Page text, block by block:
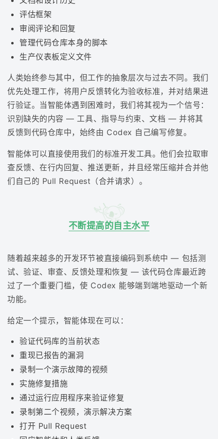
评估框架
审阅评论和回复
管理代码仓库本身的脚本
生产仪表板定义文件
人类始终参与其中，但工作的抽象层次与过去不同。我们
优先处理工作，将用户反馈转化为验收标准，并对结果进
行验证。当智能体遇到困难时，我们将其视为一个信号：
识别缺失的内容 — 工具、指导与约束、文档 — 并将其
反馈到代码仓库中，始终由 Codex 自己编写修复。
智能体可以直接使用我们的标准开发工具。他们会拉取审
查反馈、在行内回复、推送更新，并且经常压缩并合并他
们自己的 Pull Request（合并请求）。
不断提高的自主水平
随着越来越多的开发环节被直接编码到系统中 — 包括测
试、验证、审查、反馈处理和恢复 — 该代码仓库最近跨
过了一个重要门槛，使 Codex 能够端到端地驱动一个新
功能。
给定一个提示，智能体现在可以：
验证代码库的当前状态
重现已报告的漏洞
录制一个演示故障的视频
实施修复措施
通过运行应用程序来验证修复
录制第二个视频，演示解决方案
打开 Pull Request